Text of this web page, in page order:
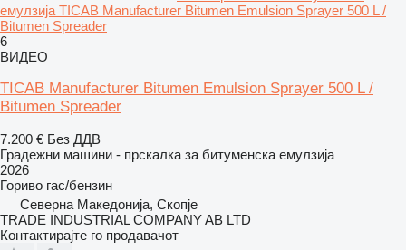
емулзија TICAB Manufacturer Bitumen Emulsion Sprayer 500 L /
Bitumen Spreader
6
ВИДЕО
TICAB Manufacturer Bitumen Emulsion Sprayer 500 L /
Bitumen Spreader
7.200 € Без ДДВ
Градежни машини - прскалка за битуменска емулзија
2026
Гориво гас/бензин
Северна Македонија, Скопје
TRADE INDUSTRIAL COMPANY AB LTD
Контактирајте го продавачот